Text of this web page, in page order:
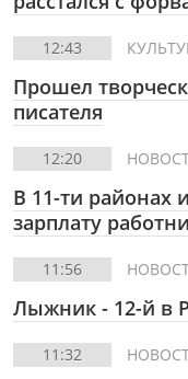
12:43
Прошел
писателя
12:20
В 11-ти районах
зарплату
11:56
Лыжник - 12-й в
11:32